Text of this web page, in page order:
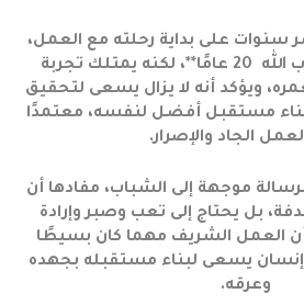
سنوات على بداية رحلته مع العمل،
يبلغ **محمد عيد جاب الله 20 عامًا**، لكنه يمتلك تجربة
ويؤكد أنه لا يزال يسعى لتحقيق
مستقبل أفضل لنفسه، معتمدًا
الجاد والإصرار.
موجهة إلى الشباب، مفادها أن
بل يحتاج إلى تعب وصبر وإرادة
العمل الشريف مهما كان بسيطًا
يسعى لبناء مستقبله بجهده
وعرقه.